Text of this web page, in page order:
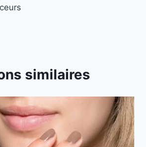
similaires